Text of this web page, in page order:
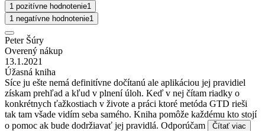
1 pozitívne hodnotenie1
1 negatívne hodnotenie1
Peter Šúry
Overený nákup
13.1.2021
Úžasná kniha
Síce ju ešte nemá definitívne dočítanú ale aplikáciou jej pravidiel
získam prehľad a kľud v plnení úloh. Keď v nej čítam riadky o
konkrétnych ťažkostiach v živote a práci ktoré metóda GTD rieši
tak tam všade vidím seba samého. Kniha pomôže každému kto stojí
o pomoc ak bude dodržiavať jej pravidlá. Odporúčam
Čítať viac